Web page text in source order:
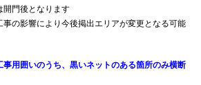
門後となります
の影響により今後掲出エリアが変更となる可能
用囲いのうち、黒いネットのある箇所のみ横断